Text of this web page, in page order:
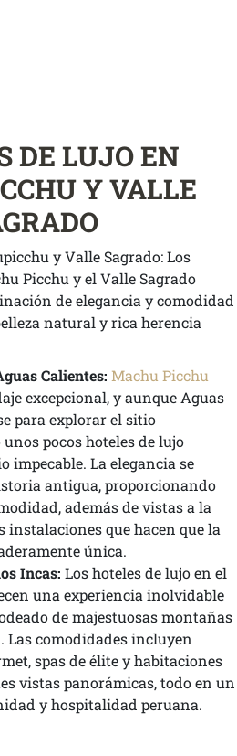
DE LUJO EN
Y VALLE
y Valle Sagrado: Los
Picchu y el Valle Sagrado
de elegancia y comodidad
natural y rica herencia
Calientes: Machu Picchu
excepcional, y aunque Aguas
para explorar el sitio
pocos hoteles de lujo
impecable. La elegancia se
antigua, proporcionando
además de vistas a la
instalaciones que hacen que la
única.
Incas: Los hoteles de lujo en el
una experiencia inolvidable
de majestuosas montañas
Las comodidades incluyen
spas de élite y habitaciones
vistas panorámicas, todo en un
y hospitalidad peruana.